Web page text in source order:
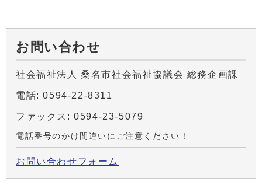
お問い合わせ
社会福祉法人 桑名市社会福祉協議会 総務企画課
電話: 0594-22-8311
ファックス: 0594-23-5079
電話番号のかけ間違いにご注意ください！
お問い合わせフォーム